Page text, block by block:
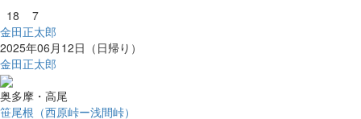
18
7
金田正太郎
2025年06月12日（日帰り）
金田正太郎
奥多摩・高尾
笹尾根（西原峠ー浅間峠）